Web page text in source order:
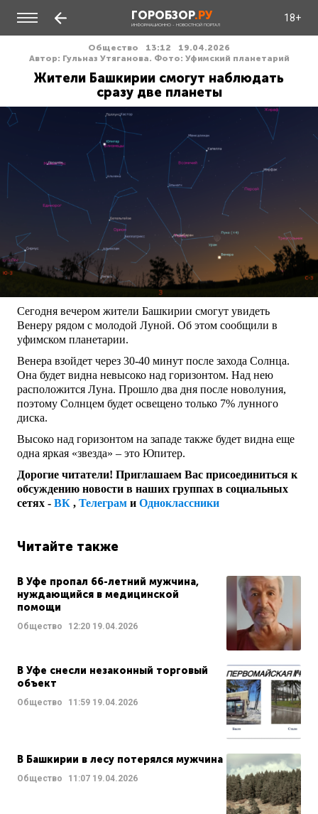
ГОРОБЗОР.РУ
ИНФОРМАЦИОННО - НОВОСТНОЙ ПОРТАЛ
18+
Общество 13:12
19.04.2026
Автор: Гульназ Утяганова. Фото: Уфимский планетарий
Жители Башкирии смогут наблюдать
сразу две планеты
Сегодня вечером жители Башкирии смогут увидеть
Венеру рядом с молодой Луной. Об этом сообщили в
уфимском планетарии.
Венера взойдет через 30-40 минут после захода Солнца.
Она будет видна невысоко над горизонтом. Над нею
расположится Луна. Прошло два дня после новолуния,
поэтому Солнцем будет освещено только 7% лунного
диска.
Высоко над горизонтом на западе также будет видна еще
одна яркая «звезда» – это Юпитер.
Дорогие читатели! Приглашаем Вас присоединиться к
обсуждению новости в наших группах в социальных
сетях - ВК , Телеграм и Одноклассники
Читайте также
В Уфе пропал 66-летний мужчина,
нуждающийся в медицинской
помощи
Общество 12:20 19.04.2026
В Уфе снесли незаконный торговый
объект
Общество 11:59 19.04.2026
В Башкирии в лесу потерялся мужчина
Общество 11:07 19.04.2026